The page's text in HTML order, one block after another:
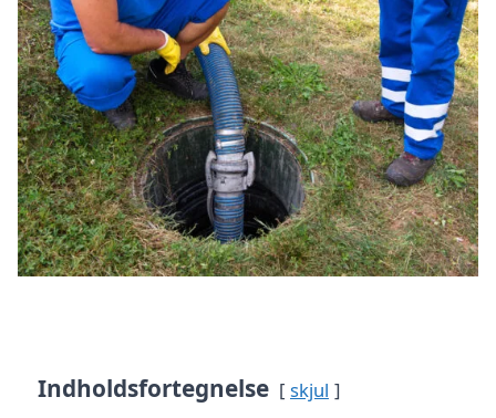
Indholdsfortegnelse skjul